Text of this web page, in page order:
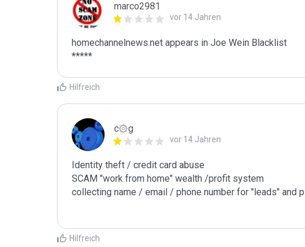
marco2981
vor 14 Jahren
homechannelnews.net appears in Joe Wein Blacklist
*****
Hilfreich
c۞g
vor 14 Jahren
Identity theft / credit card abuse
SCAM "work from home" wealth /profit system
collecting name / email / phone number for "leads" and
Hilfreich